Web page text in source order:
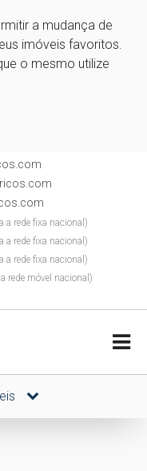
a mudança de
imóveis favoritos.
o mesmo utilize
a rede fixa nacional)
a rede fixa nacional)
a rede fixa nacional)
rede móvel nacional)